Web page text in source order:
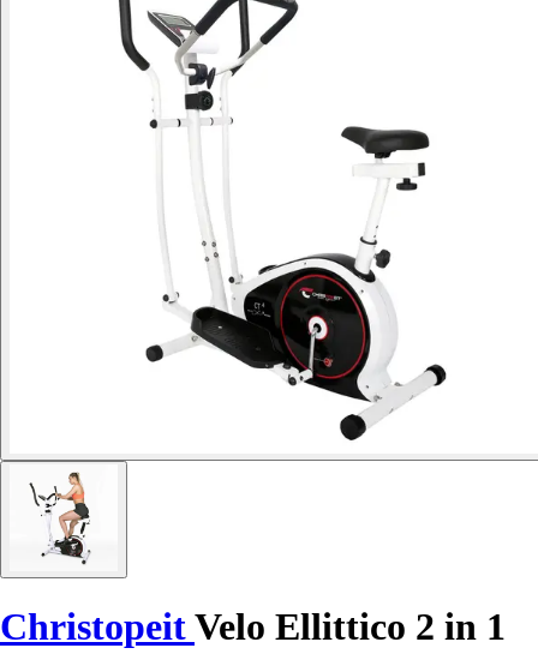
ChristopeitVelo Ellittico 2 in 1